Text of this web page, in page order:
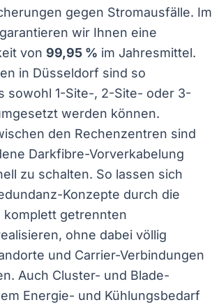
gegen Stromausfälle. Im
wir Ihnen eine
von 99,95 % im Jahresmittel.
in Düsseldorf sind so
sowohl 1-Site-, 2-Site- oder 3-
werden können.
den Rechenzentren sind
Darkfibre-Vorverkabelung
zu schalten. So lassen sich
Konzepte durch die
komplett getrennten
ohne dabei völlig
und Carrier-Verbindungen
Auch Cluster- und Blade-
Energie- und Kühlungsbedarf